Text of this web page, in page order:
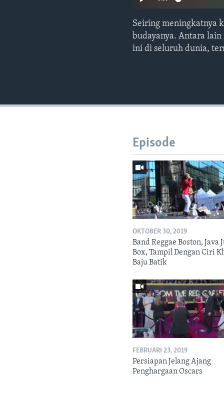
Seiring meningkatnya
budayanya. Antara
ini di seluruh dunia,
Episode
OKTOBER 30, 2019
Band Reggae Boston, Java
Box, Tampil Dengan Ciri
Baju Batik
FEBRUARI 23, 2019
Persiapan Jelang Ajang
Penghargaan Oscars